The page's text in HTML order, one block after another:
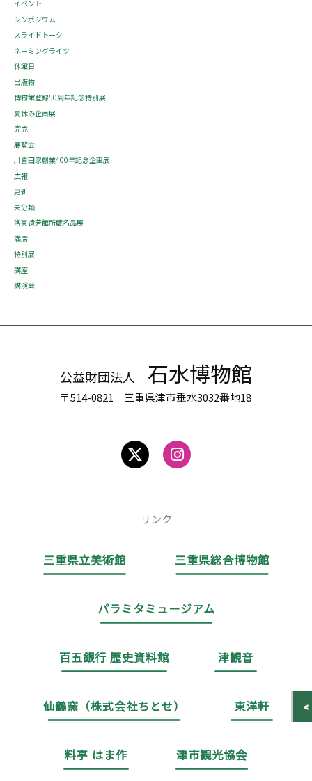
イベント
シンポジウム
スライドトーク
ネーミングライツ
休館日
出版物
博物館登録50周年記念特別展
夏休み企画展
完売
展覧会
川喜田家創業400年記念企画展
広報
更新
未分類
洛東遺芳館所蔵名品展
満席
特別展
講座
講演会
公益財団法人 石水博物館
〒514-0821 三重県津市垂水3032番地18
リンク
三重県立美術館 三重県総合博物館
パラミタミュージアム
百五銀行 歴史資料館 津観音
仙鶴窯（株式会社ちとせ） 東洋軒
料亭 はま作 津市観光協会